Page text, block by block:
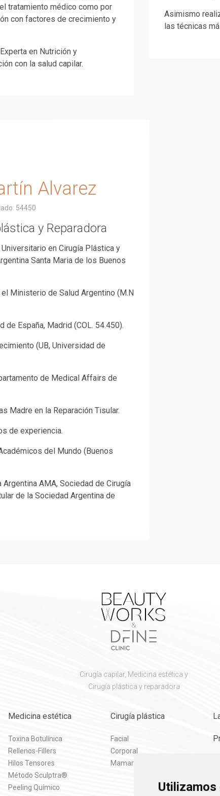
tratamiento médico como por
con factores de crecimiento y
en Nutrición y
con la salud capilar.
Asimismo
las técnicas
Alvarez
54450
y Reparadora
en Cirugía Plástica y
Santa Maria de los Buenos
Ministerio de Salud Argentino (M.N
España, Madrid (COL. 54.450).
(UB, Universidad de
de Medical Affairs de
Madre en la Reparación Tisular.
de experiencia.
del Mundo (Buenos
AMA, Sociedad de Cirugía
de la Sociedad Argentina de
Cirugía capilar, Medicina estética y
Cirugía plástica y reparadora
Medicina estética
Toxina Botulínica
Rellenos-Fillers
Hilos Tensores
Método Sculptra®
Peeling Químico
Cirugía plástica
Facial
Corporal
Mamaria